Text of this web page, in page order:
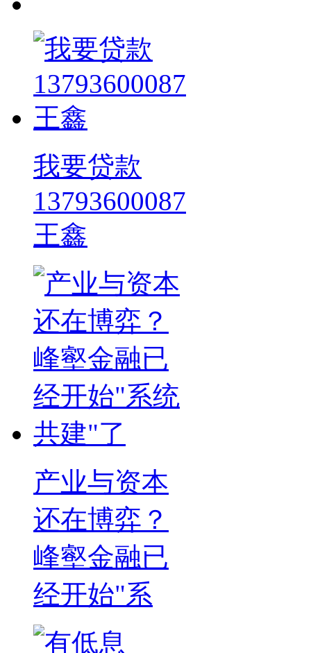
我要贷款
13793600087
王鑫
产业与资本
还在博弈？
峰壑金融已
经开始"系